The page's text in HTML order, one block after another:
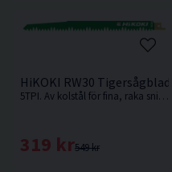
HiKOKI RW30 Tigersågblad
5TPI. Av kolstål för fina, raka snitt i mjuka material som t.ex mjukt trä.
549 kr
319 kr